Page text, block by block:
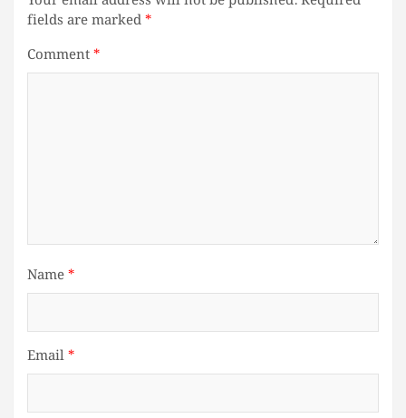
fields are marked*
Comment*
Name*
Email*